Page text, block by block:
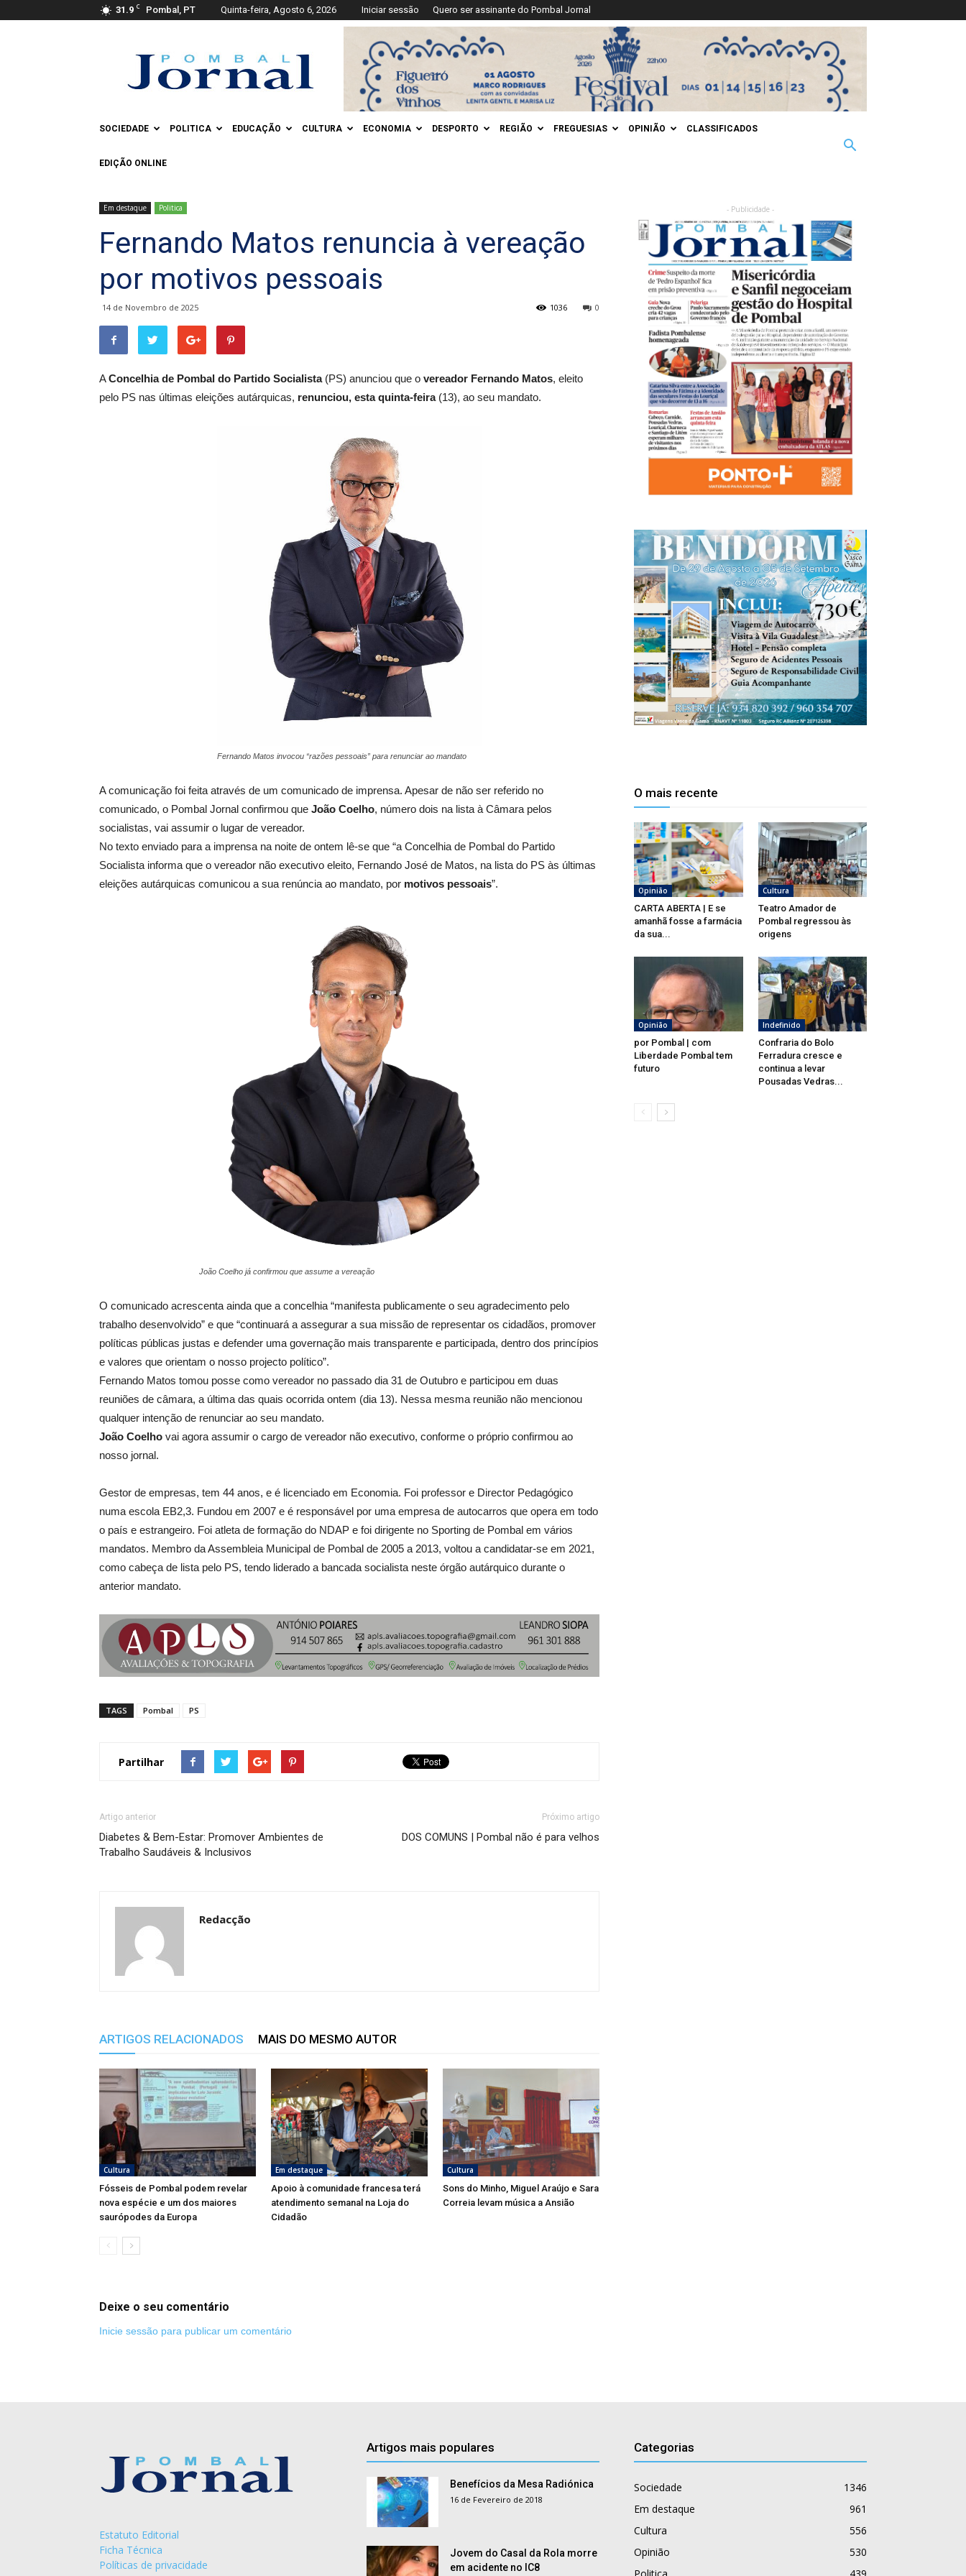
31.9 C Pombal, PT Quinta-feira, Agosto 6, 2026 Iniciar sessão Quero ser assinante do Pombal Jornal
Jornal
SOCIEDADE POLITICA EDUCAÇÃO CULTURA ECONOMIA DESPORTO REGIÃO FREGUESIAS OPINIÃO CLASSIFICADOS
EDIÇÃO ONLINE
Em destaque Politica
Fernando Matos renuncia à vereação
por motivos pessoais
14 de Novembro de 2025 0
1036
AConcelhia de Pombal do Partido Socialista(PS) anunciou que o vereador Fernando Matos, eleito
pelo PS nas últimas eleições autárquicas, renunciou, esta quinta-feira (13), ao seu mandato.
Fernando Matos invocou “razões pessoais” para renunciar ao mandato
A comunicação foi feita através de um comunicado de imprensa. Apesar de não ser referido no
comunicado, o Pombal Jornal confirmou que João Coelho, número dois na lista à Câmara pelos
socialistas, vai assumir o lugar de vereador.
No texto enviado para a imprensa na noite de ontem lê-se que “a Concelhia de Pombal do Partido
Socialista informa que o vereador não executivo eleito, Fernando José de Matos, na lista do PS às últimas
eleições autárquicas comunicou a sua renúncia ao mandato, por motivos pessoais”.
João Coelho já confirmou que assume a vereação
O comunicado acrescenta ainda que a concelhia “manifesta publicamente o seu agradecimento pelo
trabalho desenvolvido” e que “continuará a assegurar a sua missão de representar os cidadãos, promover
políticas públicas justas e defender uma governação mais transparente e participada, dentro dos princípios
e valores que orientam o nosso projecto político”.
Fernando Matos tomou posse como vereador no passado dia 31 de Outubro e participou em duas
reuniões de câmara, a última das quais ocorrida ontem (dia 13). Nessa mesma reunião não mencionou
qualquer intenção de renunciar ao seu mandato.
João Coelho vai agora assumir o cargo de vereador não executivo, conforme o próprio confirmou ao
nosso jornal.
Gestor de empresas, tem 44 anos, e é licenciado em Economia. Foi professor e Director Pedagógico
numa escola EB2,3. Fundou em 2007 e é responsável por uma empresa de autocarros que opera em todo
o país e estrangeiro. Foi atleta de formação do NDAP e foi dirigente no Sporting de Pombal em vários
mandatos. Membro da Assembleia Municipal de Pombal de 2005 a 2013, voltou a candidatar-se em 2021,
como cabeça de lista pelo PS, tendo liderado a bancada socialista neste órgão autárquico durante o
anterior mandato.
TAGS Pombal PS
Partilhar
Artigo anterior
Diabetes & Bem-Estar: Promover Ambientes de
Trabalho Saudáveis & Inclusivos
Próximo artigo
DOS COMUNS | Pombal não é para velhos
Redacção
ARTIGOS RELACIONADOS MAIS DO MESMO AUTOR
Cultura
Fósseis de Pombal podem revelar
nova espécie e um dos maiores
saurópodes da Europa
Em destaque
Apoio à comunidade francesa terá
atendimento semanal na Loja do
Cidadão
Cultura
Sons do Minho, Miguel Araújo e Sara
Correia levam música a Ansião
Deixe o seu comentário
Inicie sessão para publicar um comentário
- Publicidade -
O mais recente
Opinião
CARTA ABERTA | E se
amanhã fosse a farmácia
da sua...
Cultura
Teatro Amador de
Pombal regressou às
origens
Opinião
por Pombal | com
Liberdade Pombal tem
futuro
Indefinido
Confraria do Bolo
Ferradura cresce e
continua a levar
Pousadas Vedras...
Estatuto Editorial
Ficha Técnica
Políticas de privacidade
Artigos mais populares
Benefícios da Mesa Radiónica
16 de Fevereiro de 2018
Jovem do Casal da Rola morre
em acidente no IC8
Categorias
Sociedade
1346
Em destaque
961
Cultura
556
Opinião
530